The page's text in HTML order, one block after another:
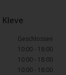
Geschlossen
10:00 - 18:00
10:00 - 18:00
10:00 - 18:00